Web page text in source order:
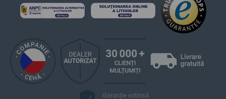
Garanție extinsă